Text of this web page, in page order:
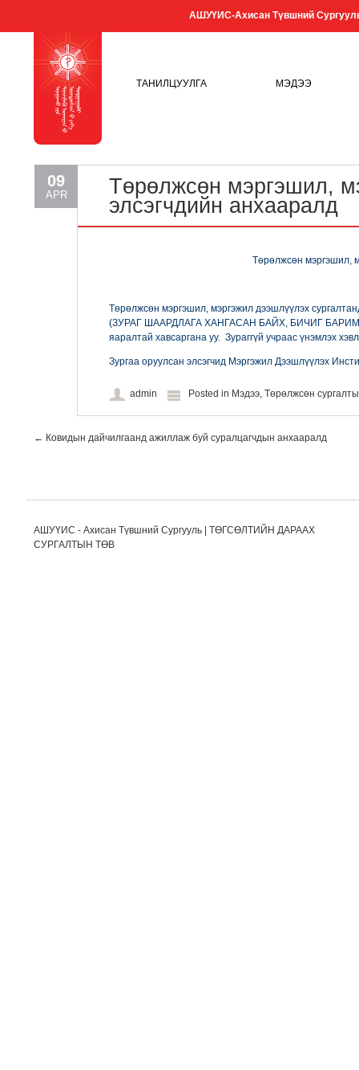
АШУҮИС-Ахисан Түвшний
ТАНИЛЦУУЛГА МЭДЭЭ
09
APR
Төрөлжсөн мэргэшил,
элсэгчдийн анхааралд
Төрөлжсөн мэргэшил,
Төрөлжсөн мэргэшил, мэргэжил дээшлүүлэх
(ЗУРАГ ШААРДЛАГА ХАНГАСАН БАЙХ, БИЧИГ
яаралтай хавсаргана уу. Зураггүй учраас үнэмлэх
Зургаа оруулсан элсэгчид Мэргэжил Дээшлүүлэх
admin Posted in Мэдээ, Төрөлжсөн
Post navigation
← Ковидын дайчилгаанд ажиллаж буй суралцагчдын анхааралд
АШУҮИС - Ахисан Түвшний Сургууль | ТӨГСӨЛТИЙН ДАРААХ
СУРГАЛТЫН ТӨВ